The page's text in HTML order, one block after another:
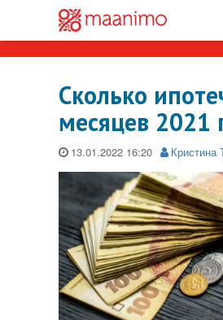
Сколько
месяцев 2021
13.01.2022 Кристина